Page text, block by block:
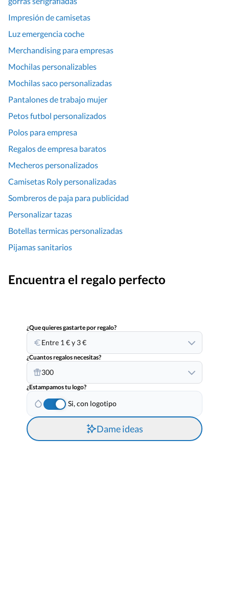
Impresión de camisetas
Luz emergencia coche
Merchandising para empresas
Mochilas personalizables
Mochilas saco personalizadas
Pantalones de trabajo mujer
Petos futbol personalizados
Polos para empresa
Regalos de empresa baratos
Mecheros personalizados
Camisetas Roly personalizadas
Sombreros de paja para publicidad
Personalizar tazas
Botellas termicas personalizadas
Pijamas sanitarios
Encuentra el regalo perfecto
¿Que quieres gastarte por regalo?
Entre 1 € y 3 €
¿Cuantos regalos necesitas?
300
¿Estampamos tu logo?
Si, con logotipo
Dame ideas